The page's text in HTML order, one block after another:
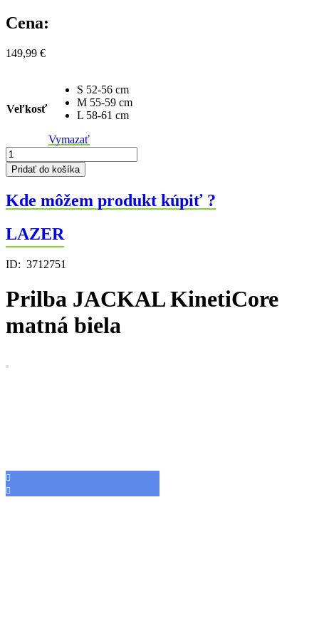
Cena:
149,99 €
Veľkosť
S 52-56 cm
M 55-59 cm
L 58-61 cm
Vymazať
množstvo
Prilba
JACKAL
matná
Pridať do košíka
Kde môžem produkt kúpiť ?
LAZER
ID: 3712751
Prilba JACKAL KinetiCore
matná biela